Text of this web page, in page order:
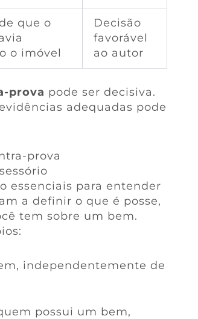
que o
o imóvel
Decisão
favorável
ao autor
prova pode ser decisiva.
adequadas pode
prova
essenciais para entender
a definir o que é posse,
tem sobre um bem.
independentemente de
possui um bem,